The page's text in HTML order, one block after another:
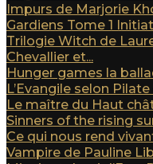
Impurs de Marjorie
Gardiens Tome 1
Trilogie Witch de
Chevallier et...
Hunger games la
L’Evangile selon
Le maître du Haut
Sinners of the rising
Ce qui nous rend
Vampire de Pauline